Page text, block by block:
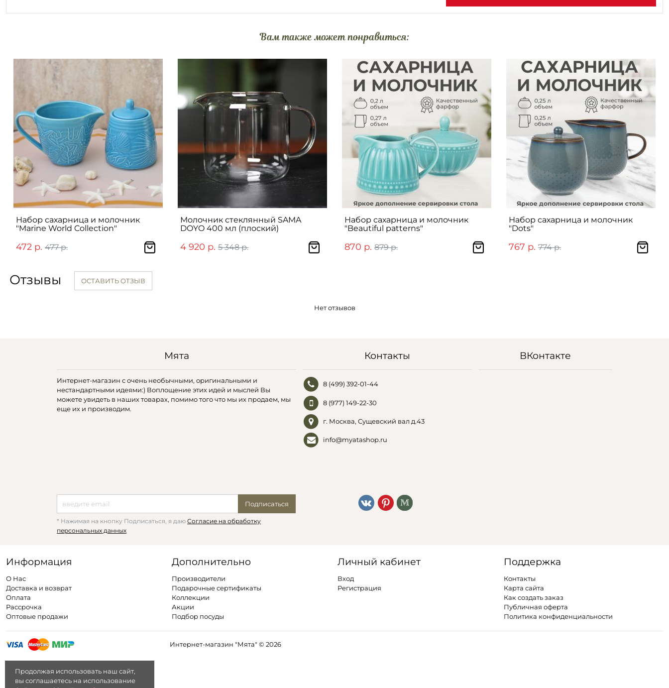
Вам также может понравиться:
Набор сахарница и молочник
"Marine World Collection"
472 р. 477 р.
Молочник стеклянный SAMA
DOYO 400 мл (плоский)
4 920 р. 5 348 р.
Набор сахарница и молочник
"Beautiful patterns"
870 р. 879 р.
Набор сахарница и молочник
"Dots"
767 р. 774 р.
Отзывы ОСТАВИТЬ ОТЗЫВ
Нет отзывов
Мята
Интернет-магазин с очень необычными, оригинальными и
нестандартными идеями:) Воплощение этих идей и мыслей Вы
можете увидеть в наших товарах, помимо того что мы их продаем, мы
еще их и производим.
Подписаться
* Нажимая на кнопку Подписаться, я даюСогласие на обработку
персональных данных
Контакты
8 (499) 392-01-44
8 (977) 149-22-30
г. Москва, Сущевский вал д.43
info@myatashop.ru
ВКонтакте
Информация
О Нас
Доставка и возврат
Оплата
Рассрочка
Оптовые продажи
Дополнительно
Производители
Подарочные сертификаты
Коллекции
Акции
Подбор посуды
Личный кабинет
Вход
Регистрация
Поддержка
Контакты
Карта сайта
Как создать заказ
Публичная оферта
Политика конфиденциальности
Интернет-магазин "Мята" © 2026
Продолжая использовать наш сайт,
вы соглашаетесь на использование